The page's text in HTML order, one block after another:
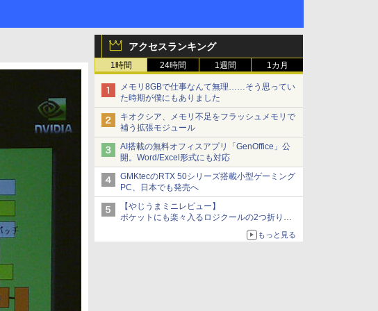
アクセスランキング
1時間 24時間 1週間 1カ月
メモリ8GBで仕事なんて無理……そう思ってい
た時期が僕にもありました
キオクシア、メモリ不足をフラッシュメモリで
補う拡張モジュール
AI搭載の無料オフィスアプリ「GenOffice」公
開。Word/Excel形式にも対応
GMKtecのRTX 50シリーズ搭載小型ゲーミング
PC、日本でも発売へ
【やじうまミニレビュー】
ポケットにも楽々入るロジクールの2つ折りマ
ウス「Mobi Fold」。その気になるギミックと
もっと見る